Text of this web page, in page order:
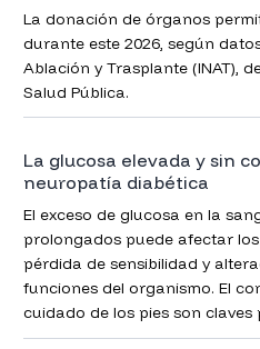
La donación de órganos
durante este 2026, según
Ablación y Trasplante (INAT),
Salud Pública.
La glucosa elevada y sin
neuropatía diabética
El exceso de glucosa en la
prolongados puede afectar
pérdida de sensibilidad y
funciones del organismo. El
cuidado de los pies son
complicaciones.